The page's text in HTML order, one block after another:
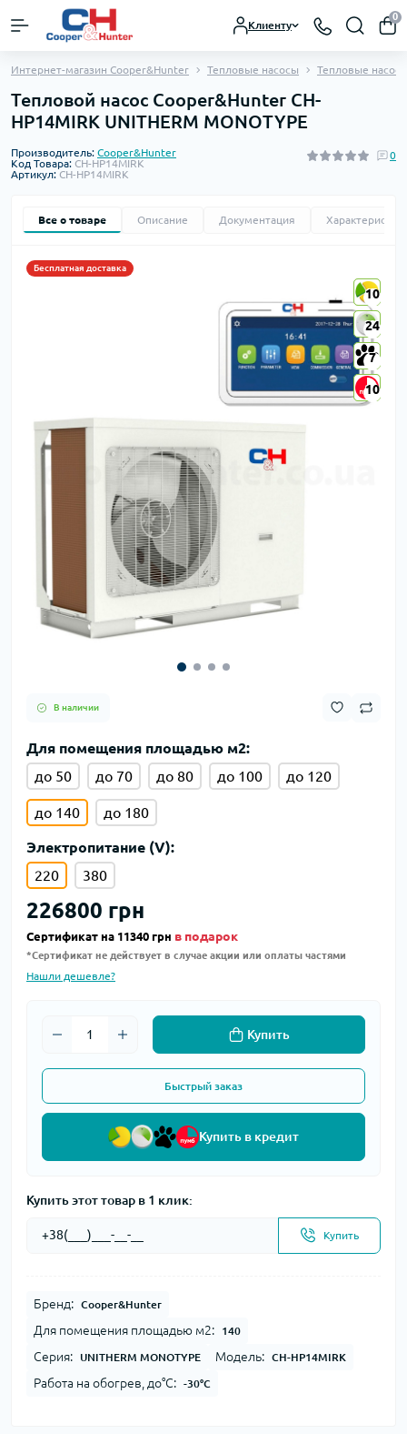
Клиенту
0
Интернет-магазин Cooper&Hunter Тепловые насосы Тепловые
Тепловой насос Cooper&Hunter CH-
HP14MIRK UNITHERM MONOTYPE
Производитель: Cooper&Hunter
Код Товара: CH-HP14MIRK
Артикул: CH-HP14MIRK
0
Все о товаре Описание Документация
Бесплатная доставка
10
24
7
10
10
24
7
10
В наличии
Для помещения площадью м2:
до 50
до 70 до 80 до 100 до 120
до 140 до 180
Электропитание (V):
220
380
226800 грн
Сертификат на 11340 грн в подарок
*Сертификат не действует в случае акции или оплаты частями
Нашли дешевле?
Купить
Быстрый заказ
Купить в кредит
Купить этот товар в 1 клик:
Купить
Бренд: Cooper&Hunter
Для помещения площадью м2: 140
Серия: UNITHERM MONOTYPE Модель: CH-HP14MIRK
Работа на обогрев, до°С: -30°С